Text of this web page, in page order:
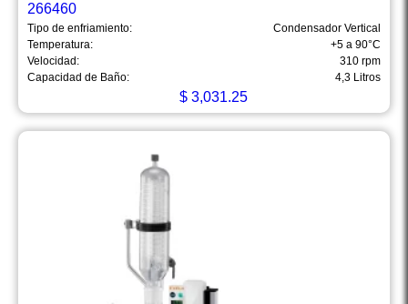
266460
Tipo de enfriamiento:
Condensador Vertical
Temperatura:
+5 a 90°C
Velocidad:
310 rpm
Capacidad de Baño:
4,3 Litros
$3,031.25